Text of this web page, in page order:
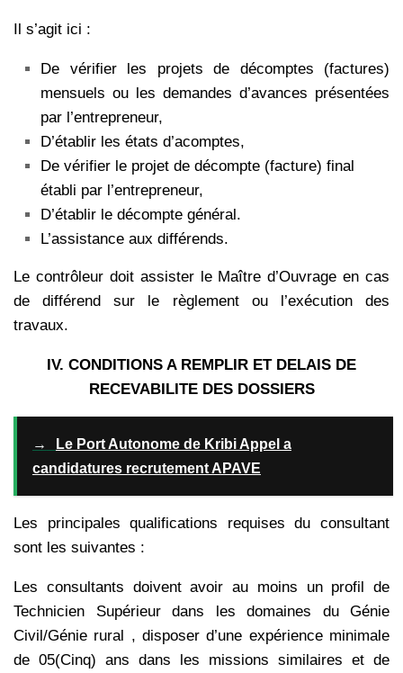
Il s’agit ici :
De vérifier les projets de décomptes (factures)
mensuels ou les demandes d’avances présentées
par l’entrepreneur,
D’établir les états d’acomptes,
De vérifier le projet de décompte (facture) final
établi par l’entrepreneur,
D’établir le décompte général.
L’assistance aux différends.
Le contrôleur doit assister le Maître d’Ouvrage en cas
de différend sur le règlement ou l’exécution des
travaux.
IV. CONDITIONS A REMPLIR ET DELAIS DE
RECEVABILITE DES DOSSIERS
→
Le Port Autonome de Kribi Appel a
candidatures recrutement APAVE
Les principales qualifications requises du consultant
sont les suivantes :
Les consultants doivent avoir au moins un profil de
Technicien Supérieur dans les domaines du Génie
Civil/Génie rural , disposer d’une expérience minimale
de 05(Cinq) ans dans les missions similaires et de